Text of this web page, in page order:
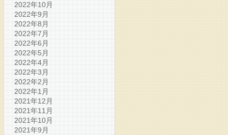
2022年10月
2022年9月
2022年8月
2022年7月
2022年6月
2022年5月
2022年4月
2022年3月
2022年2月
2022年1月
2021年12月
2021年11月
2021年10月
2021年9月